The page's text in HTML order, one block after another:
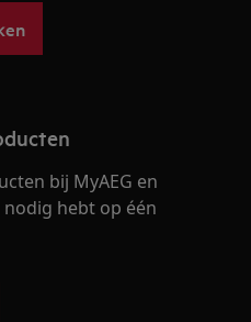
bij MyAEG en
hebt op één